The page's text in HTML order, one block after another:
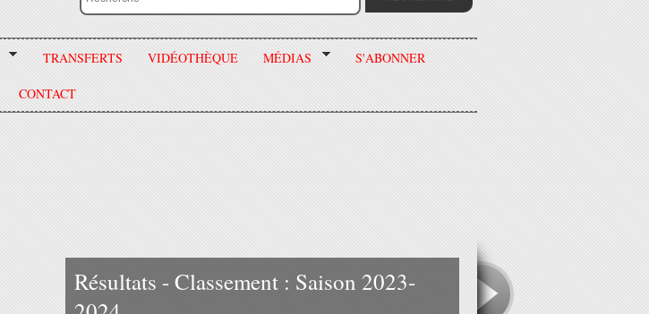
TRANSFERTS VIDÉOTHÈQUE MÉDIAS S'ABONNER
CONTACT
Résultats - Classement : Saison 2023-